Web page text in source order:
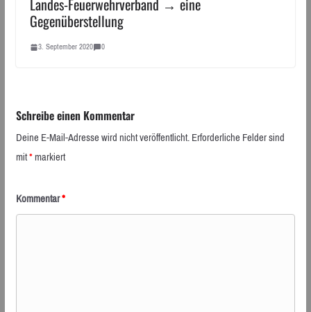
Landes-Feuerwehrverband → eine
Gegenüberstellung
3. September 2020 0
Schreibe einen Kommentar
Deine E-Mail-Adresse wird nicht veröffentlicht.Erforderliche Felder sind
mit*markiert
Kommentar*